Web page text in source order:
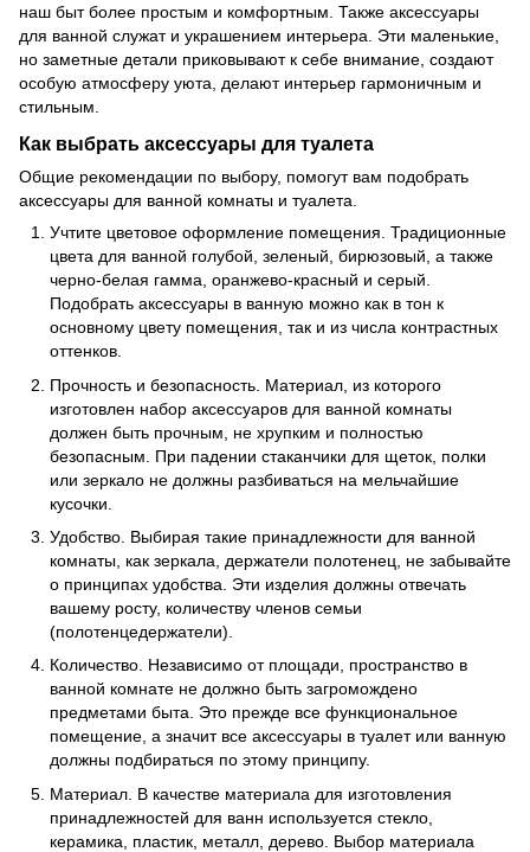
наш быт более простым и комфортным. Также аксессуары
для ванной служат и украшением интерьера. Эти маленькие,
но заметные детали приковывают к себе внимание, создают
особую атмосферу уюта, делают интерьер гармоничным и
стильным.
Как выбрать аксессуары для туалета
Общие рекомендации по выбору, помогут вам подобрать
аксессуары для ванной комнаты и туалета.
Учтите цветовое оформление помещения. Традиционные
цвета для ванной голубой, зеленый, бирюзовый, а также
черно-белая гамма, оранжево-красный и серый.
Подобрать аксессуары в ванную можно как в тон к
основному цвету помещения, так и из числа контрастных
оттенков.
Прочность и безопасность. Материал, из которого
изготовлен набор аксессуаров для ванной комнаты
должен быть прочным, не хрупким и полностью
безопасным. При падении стаканчики для щеток, полки
или зеркало не должны разбиваться на мельчайшие
кусочки.
Удобство. Выбирая такие принадлежности для ванной
комнаты, как зеркала, держатели полотенец, не забывайте
о принципах удобства. Эти изделия должны отвечать
вашему росту, количеству членов семьи
(полотенцедержатели).
Количество. Независимо от площади, пространство в
ванной комнате не должно быть загромождено
предметами быта. Это прежде все функциональное
помещение, а значит все аксессуары в туалет или ванную
должны подбираться по этому принципу.
Материал. В качестве материала для изготовления
принадлежностей для ванн используется стекло,
керамика, пластик, металл, дерево. Выбор материала